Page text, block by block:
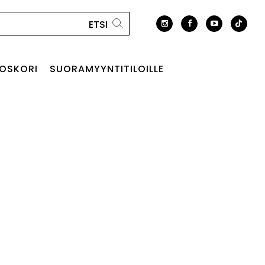
SUORAMYYNTITILOILLE